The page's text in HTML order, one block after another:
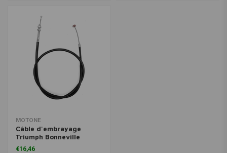
MOTONE
Câble d'embrayage
Triumph Bonneville
America
€16,46